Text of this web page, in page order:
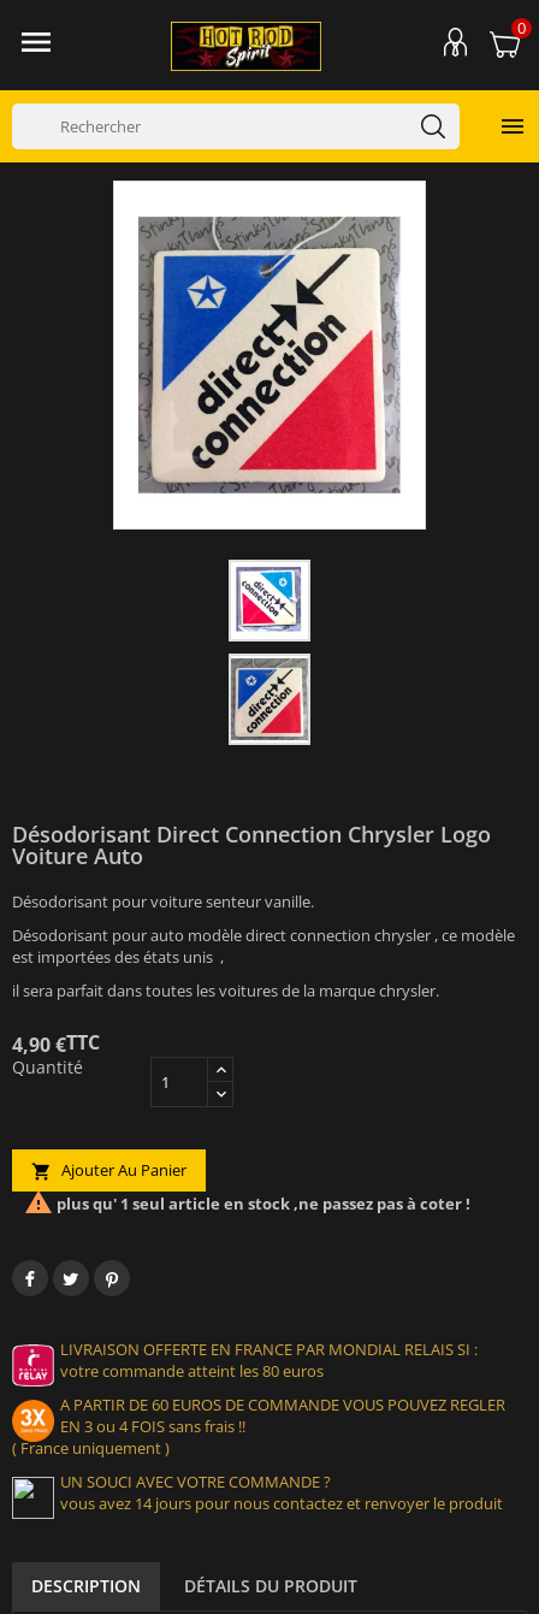
 0

Désodorisant Direct Connection Chrysler Logo
Voiture Auto
Désodorisant pour voiture senteur vanille.
Désodorisant pour auto modèle direct connection chrysler , ce modèle
est importées des états unis ,
il sera parfait dans toutes les voitures de la marque chrysler.
4,90 €TTC
Quantité
 Ajouter Au Panier
 plus qu' 1 seul article en stock ,ne passez pas à coter !
LIVRAISON OFFERTE EN FRANCE PAR MONDIAL RELAIS SI :
votre commande atteint les 80 euros
A PARTIR DE 60 EUROS DE COMMANDE VOUS POUVEZ REGLER
EN 3 ou 4 FOIS sans frais !!
( France uniquement )
UN SOUCI AVEC VOTRE COMMANDE ?
vous avez 14 jours pour nous contactez et renvoyer le produit
DESCRIPTION DÉTAILS DU PRODUIT